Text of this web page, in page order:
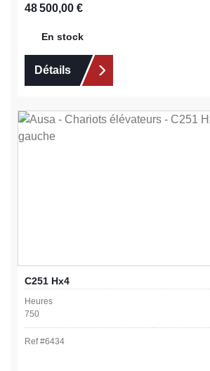
Prix régulier :
48 500,00 €
En stock
Détails
C251 Hx4
Heures
750
Ref #6434